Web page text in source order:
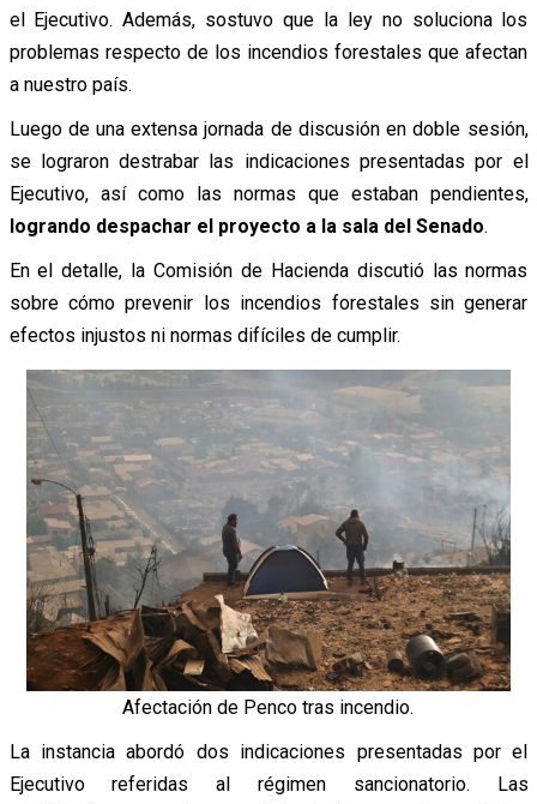
el Ejecutivo. Además, sostuvo que la ley no soluciona los
problemas respecto de los incendios forestales que afectan
a nuestro país.
Luego de una extensa jornada de discusión en doble sesión,
se lograron destrabar las indicaciones presentadas por el
Ejecutivo, así como las normas que estaban pendientes,
logrando despachar el proyecto a la sala del Senado.
En el detalle, la Comisión de Hacienda discutió las normas
sobre cómo prevenir los incendios forestales sin generar
efectos injustos ni normas difíciles de cumplir.
Afectación de Penco tras incendio.
La instancia abordó dos indicaciones presentadas por el
Ejecutivo referidas al régimen sancionatorio. Las